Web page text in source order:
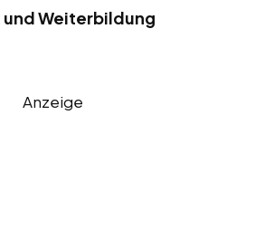
und Weiterbildung
Anzeige